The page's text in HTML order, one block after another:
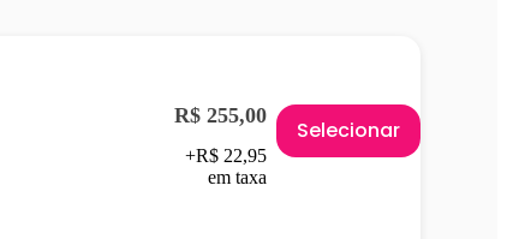
R$ 255,00
+R$ 22,95
em taxa
Selecionar